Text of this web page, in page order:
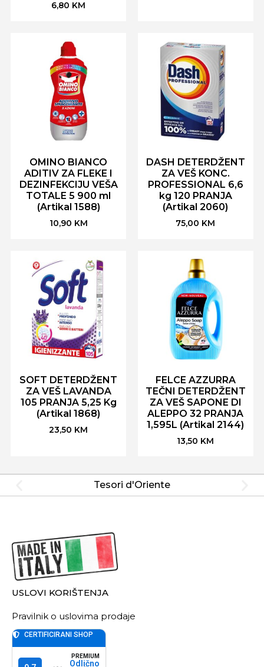
6,80 KM
OMINO BIANCO
ADITIV ZA FLEKE I
DEZINFEKCIJU VEŠA
TOTALE 5 900 ml
(Artikal 1588)
10,90 KM
DASH DETERDŽENT
ZA VEŠ KONC.
PROFESSIONAL 6,6
kg 120 PRANJA
(Artikal 2060)
75,00 KM
SOFT DETERDŽENT
ZA VEŠ LAVANDA
105 PRANJA 5,25 Kg
(Artikal 1868)
23,50 KM
FELCE AZZURRA
TEČNI DETERDŽENT
ZA VEŠ SAPONE DI
ALEPPO 32 PRANJA
1,595L (Artikal 2144)
13,50 KM
Tesori d'Oriente
USLOVI KORIŠTENJA
Pravilnik o uslovima prodaje